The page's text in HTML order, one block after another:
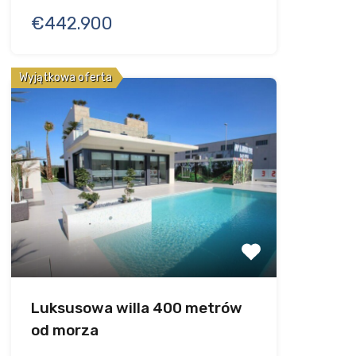
€442.900
Wyjątkowa oferta
Luksusowa willa 400 metrów
od morza